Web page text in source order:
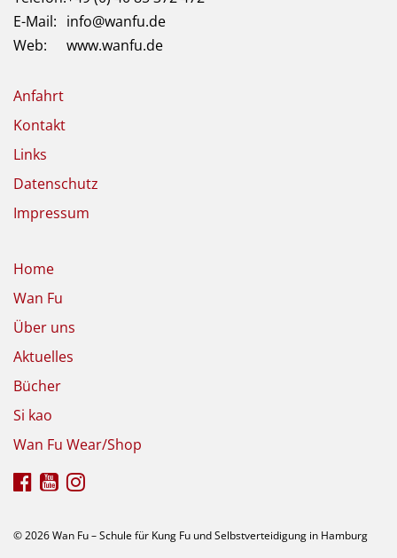
E-Mail: info@wanfu.de
Web:
www.wanfu.de
Anfahrt
Kontakt
Links
Datenschutz
Impressum
Home
Wan Fu
Über uns
Aktuelles
Bücher
Si kao
Wan Fu Wear/Shop
© 2026 Wan Fu – Schule für Kung Fu und Selbstverteidigung in Hamburg